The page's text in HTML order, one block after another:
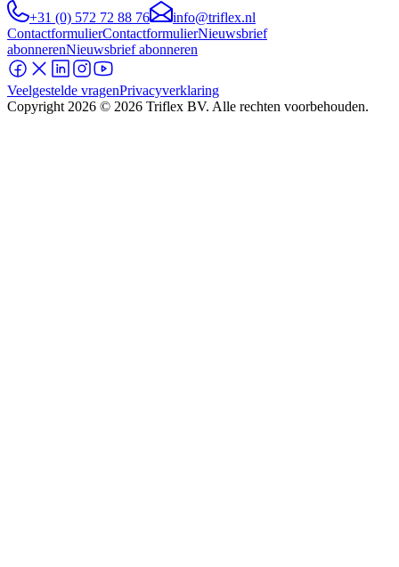
+31 (0) 572 72 88 76
info@triflex.nl
ContactformulierContactformulierNieuwsbrief
abonnerenNieuwsbrief abonneren
Veelgestelde vragenPrivacyverklaring
Copyright 2026 © 2026 Triflex BV. Alle rechten voorbehouden.